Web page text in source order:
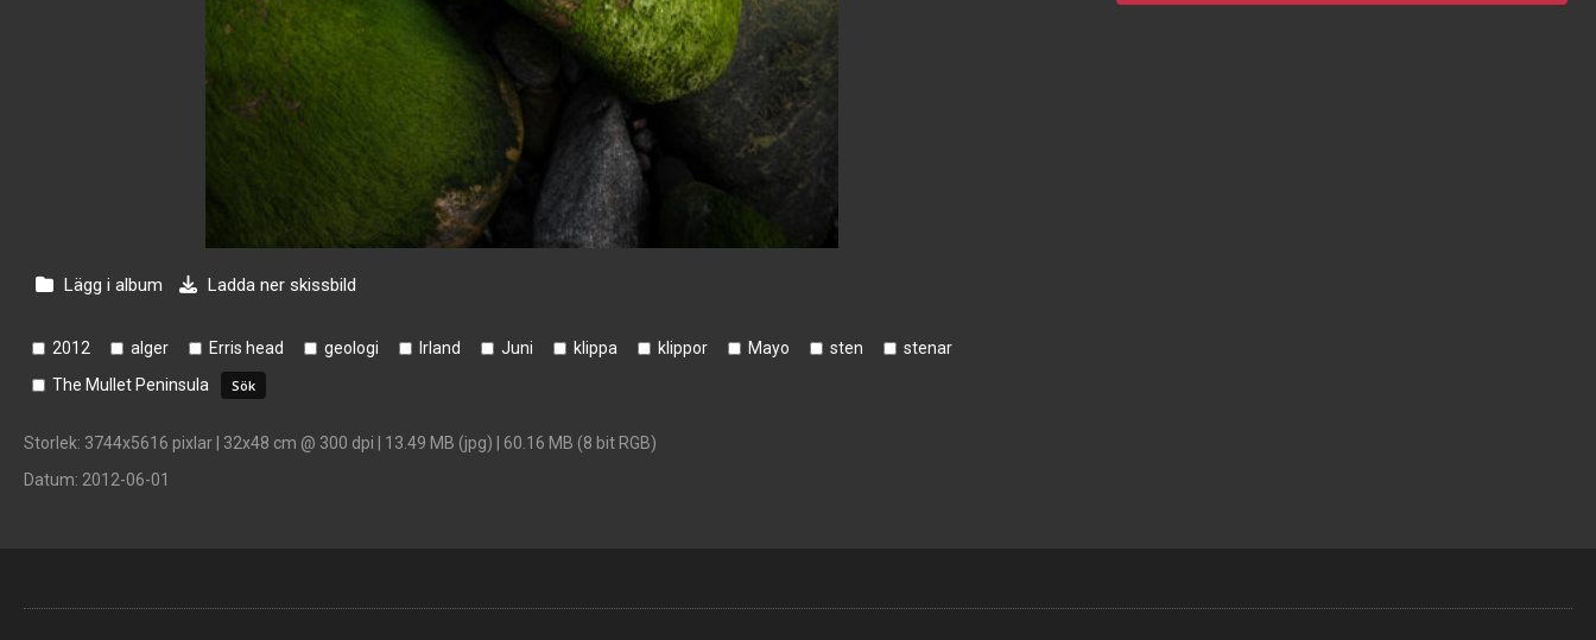
Lägg i album Ladda ner skissbild
2012 alger Erris head geologi Irland Juni klippa klippor Mayo sten
stenar
The Mullet Peninsula
Storlek: 3744x5616 pixlar | 32x48 cm @ 300 dpi | 13.49 MB (jpg) | 60.16 MB (8 bit RGB)
Datum: 2012-06-01